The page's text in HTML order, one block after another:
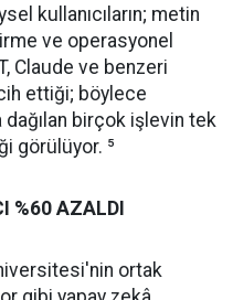
kullanıcıların; metin
ve operasyonel
Claude ve benzeri
ettiği; böylece
birçok işlevin tek
görülüyor. ⁵
%60 AZALDI
ortak